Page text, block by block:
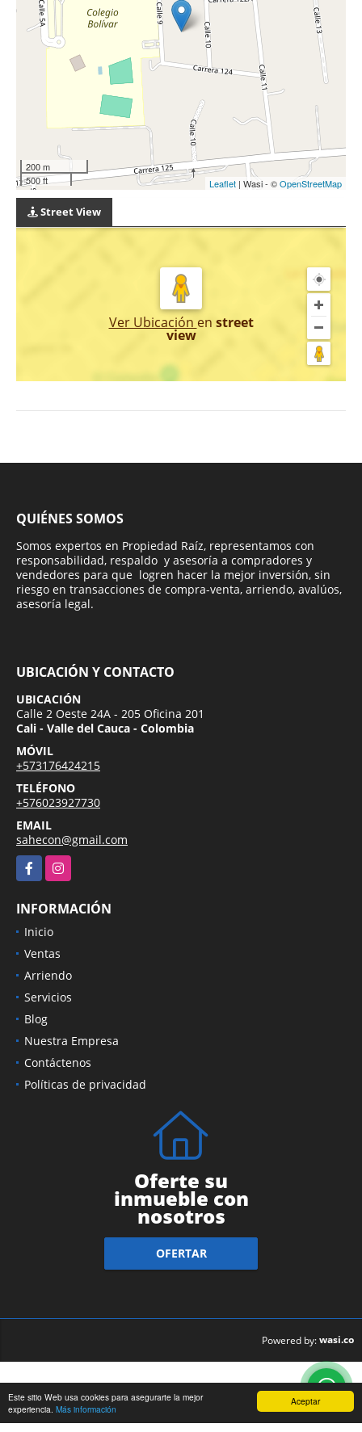
Aceptar
Este sitio Web usa cookies para asegurarte la mejor
experiencia. Más información
200 m
500 ft
Leaflet | Wasi - ©OpenStreetMap
Street View
Ver Ubicación en street
view
QUIÉNES SOMOS
Somos expertos en Propiedad Raíz, representamos con
responsabilidad, respaldo y asesoría a compradores y
vendedores para que logren hacer la mejor inversión, sin
riesgo en transacciones de compra-venta, arriendo, avalúos,
asesoría legal.
UBICACIÓN Y CONTACTO
UBICACIÓN
Calle 2 Oeste 24A - 205 Oficina 201
Cali - Valle del Cauca - Colombia
MÓVIL
+573176424215
TELÉFONO
+576023927730
EMAIL
sahecon@gmail.com
FacebookInstagram
INFORMACIÓN
Inicio
Ventas
Arriendo
Servicios
Blog
Nuestra Empresa
Contáctenos
Políticas de privacidad
Oferte su
inmueble con
nosotros
OFERTAR
Powered by:wasi.co